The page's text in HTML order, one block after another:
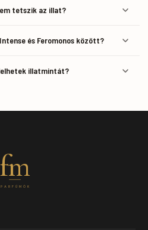
tetszik az illat?
és Feromonos között?
illatmintát?
fm
PARFÜMÖK